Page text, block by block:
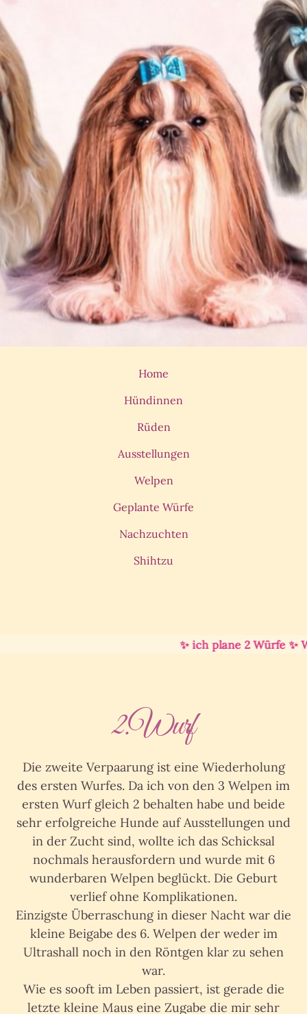
Home
Hündinnen
Rüden
Ausstellungen
Welpen
Geplante Würfe
Nachzuchten
Shihtzu
✨ ich plane 2 Würfe ✨
2.Wurf
Die zweite Verpaarung ist eine Wiederholung
des ersten Wurfes. Da ich von den 3 Welpen im
ersten Wurf gleich 2 behalten habe und beide
sehr erfolgreiche Hunde auf Ausstellungen und
in der Zucht sind, wollte ich das Schicksal
nochmals herausfordern und wurde mit 6
wunderbaren Welpen beglückt. Die Geburt
verlief ohne Komplikationen.
Einzigste Überraschung in dieser Nacht war die
kleine Beigabe des 6. Welpen der weder im
Ultrashall noch in den Röntgen klar zu sehen
war.
Wie es sooft im Leben passiert, ist gerade die
letzte kleine Maus eine Zugabe die mir sehr